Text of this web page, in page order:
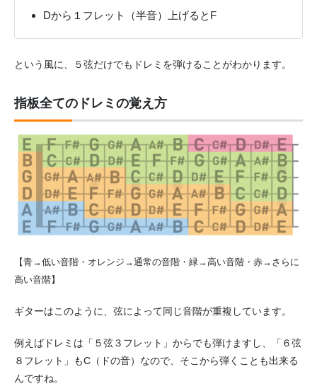
Dから１フレット（半音）上げるとF
という風に、５弦だけでもドレミを弾けることがわかります。
指板全てのドレミの覚え方
【青→低い音階・オレンジ→通常の音階・緑→高い音階・赤→さらに
高い音階】
ギターはこのように、弦によって同じ音階が重複しています。
例えばドレミは「５弦３フレット」からでも弾けますし、「６弦
８フレット」もC（ドの音）なので、そこから弾くことも出来る
んですね。